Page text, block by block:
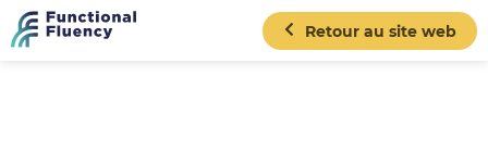
Retour au site web